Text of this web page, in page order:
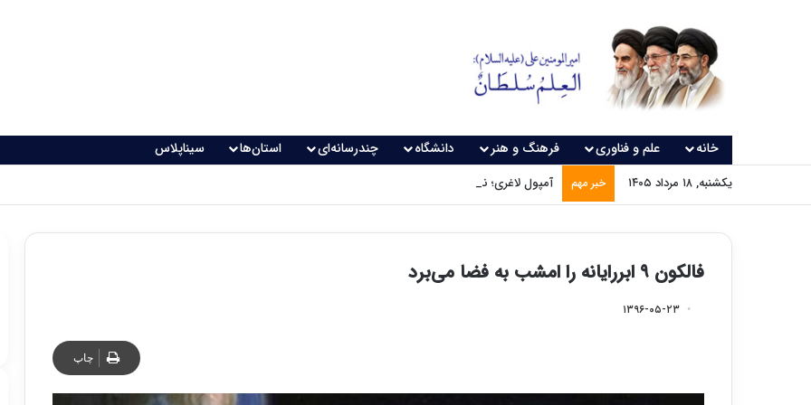
خانه علم و فناوری فرهنگ و هنر دانشگاه چندرسانه‌ای استان‌ها سیناپلاس
یکشنبه, ۱۸ مرداد ۱۴۰۵ خبر مهم آمپول لاغری؛ نسخه‌ای که بدون تغذیه خطرناک می‌شود
فالکون ۹ ابررایانه را امشب به فضا می‌برد
۱۳۹۶-۰۵-۲۳
چاپ